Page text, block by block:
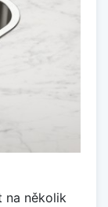
na několik